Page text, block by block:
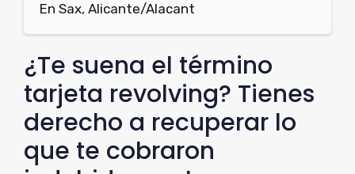
En Sax, Alicante/Alacant
¿Te suena el término
tarjeta revolving? Tienes
derecho a recuperar lo
que te cobraron